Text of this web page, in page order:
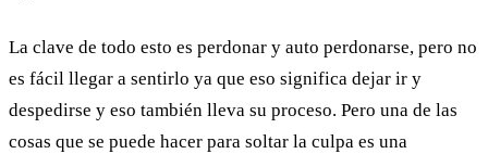
La clave de todo esto es perdonar y auto perdonarse, pero no
es fácil llegar a sentirlo ya que eso significa dejar ir y
despedirse y eso también lleva su proceso. Pero una de las
cosas que se puede hacer para soltar la culpa es una